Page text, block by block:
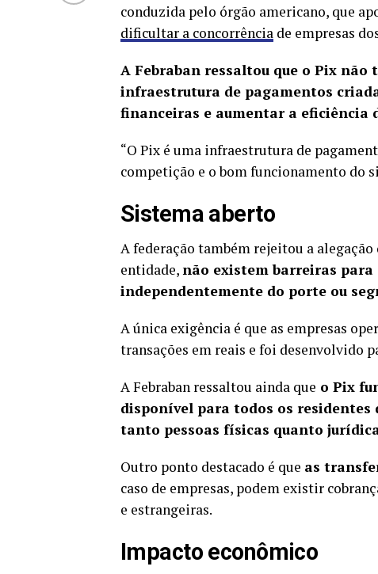
conduzida pelo órgão americano, que
dificultar a concorrência de empresas
A Febraban ressaltou que o Pix
infraestrutura de pagamentos
financeiras e aumentar a eficiência
“O Pix é uma infraestrutura de
competição e o bom funcionamento do
Sistema aberto
A federação também rejeitou a
entidade,não existem barreiras
independentemente do porte ou
A única exigência é que as empresas
transações em reais e foi desenvolvido
A Febraban ressaltou ainda que o Pix
disponível para todos os
tanto pessoas físicas quanto
Outro ponto destacado é que as
caso de empresas, podem existir
e estrangeiras.
Impacto econômico